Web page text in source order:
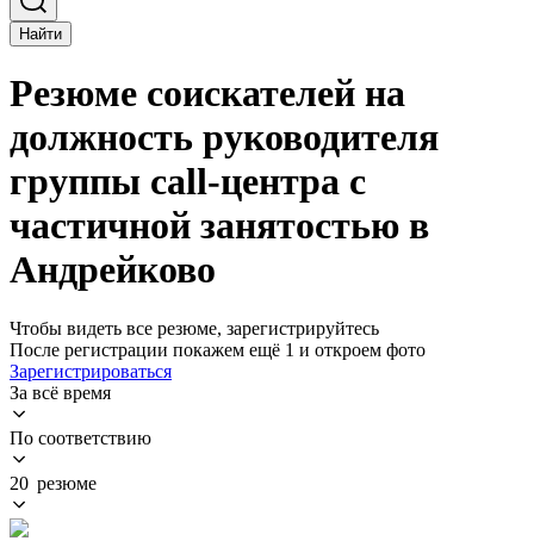
Найти
Резюме соискателей на
должность руководителя
группы call-центра с
частичной занятостью в
Андрейково
Чтобы видеть все резюме, зарегистрируйтесь
После регистрации покажем ещё 1 и откроем фото
Зарегистрироваться
За всё время
По соответствию
20 резюме